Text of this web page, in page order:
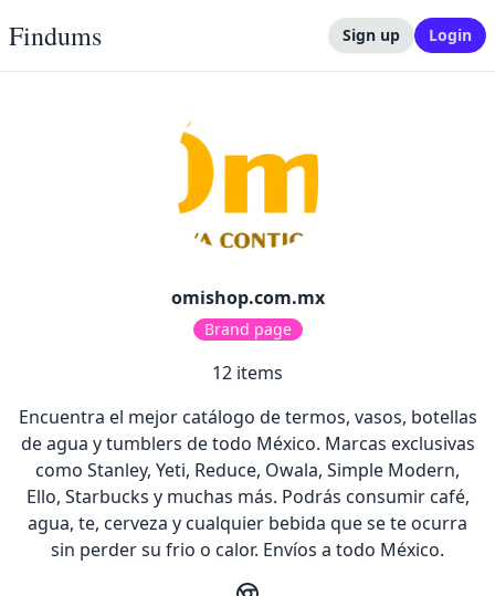
Findums Sign up Login
omishop.com.mx
Brand page
12 items
Encuentra el mejor catálogo de termos, vasos, botellas
de agua y tumblers de todo México. Marcas exclusivas
como Stanley, Yeti, Reduce, Owala, Simple Modern,
Ello, Starbucks y muchas más. Podrás consumir café,
agua, te, cerveza y cualquier bebida que se te ocurra
sin perder su frio o calor. Envíos a todo México.